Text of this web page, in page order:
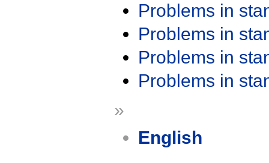
Problems in
Problems in
Problems in
Problems in
»
English